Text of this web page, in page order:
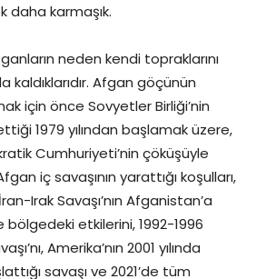
daha karmaşık.
neden kendi topraklarını
Afgan göçünün
için önce Sovyetler Birliği’nin
1979 yılından başlamak üzere,
Cumhuriyeti’nin çöküşüyle
iç savaşının yarattığı koşulları,
Irak Savaşı’nın Afganistan’a
etkilerini, 1992-1996
Amerika’nın 2001 yılında
savaşı ve 2021’de tüm